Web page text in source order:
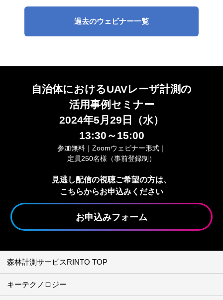
過去のウェビナー一覧
自治体におけるUAVレーザ計測の
活用事例セミナー
2024年5⽉29⽇（水）
13:30～15:00
参加無料｜Zoomウェビナー形式｜
定員250名様（事前登録制）
見逃し配信の視聴ご希望の方は、
こちらからお申込みください
お申込みフォーム
森林計測サービスRINTO TOP
キーテクノロジー